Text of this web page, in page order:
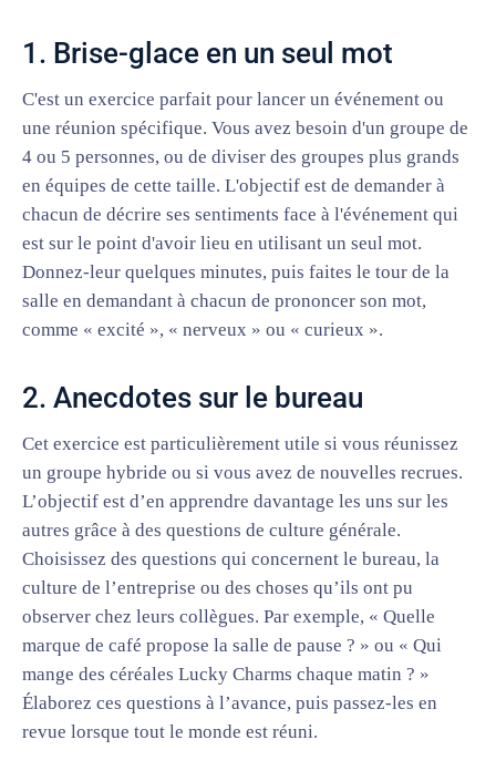
1. Brise-glace en un seul mot
C'est un exercice parfait pour lancer un événement ou
une réunion spécifique. Vous avez besoin d'un groupe de
4 ou 5 personnes, ou de diviser des groupes plus grands
en équipes de cette taille. L'objectif est de demander à
chacun de décrire ses sentiments face à l'événement qui
est sur le point d'avoir lieu en utilisant un seul mot.
Donnez-leur quelques minutes, puis faites le tour de la
salle en demandant à chacun de prononcer son mot,
comme « excité », « nerveux » ou « curieux ».
2. Anecdotes sur le bureau
Cet exercice est particulièrement utile si vous réunissez
un groupe hybride ou si vous avez de nouvelles recrues.
L’objectif est d’en apprendre davantage les uns sur les
autres grâce à des questions de culture générale.
Choisissez des questions qui concernent le bureau, la
culture de l’entreprise ou des choses qu’ils ont pu
observer chez leurs collègues. Par exemple, « Quelle
marque de café propose la salle de pause ? » ou « Qui
mange des céréales Lucky Charms chaque matin ? »
Élaborez ces questions à l’avance, puis passez-les en
revue lorsque tout le monde est réuni.